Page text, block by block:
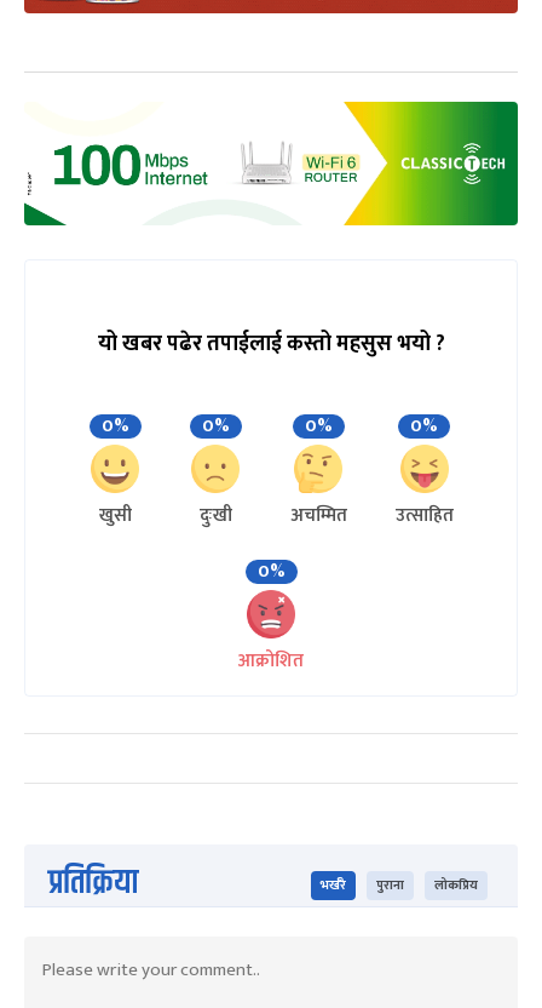
यो खबर पढेर तपाईलाई कस्तो महसुस भयो ?
0%
खुसी
0%
दुःखी
0%
अचम्मित
0%
उत्साहित
0%
आक्रोशित
प्रतिक्रिया भर्खरै पुराना लोकप्रिय